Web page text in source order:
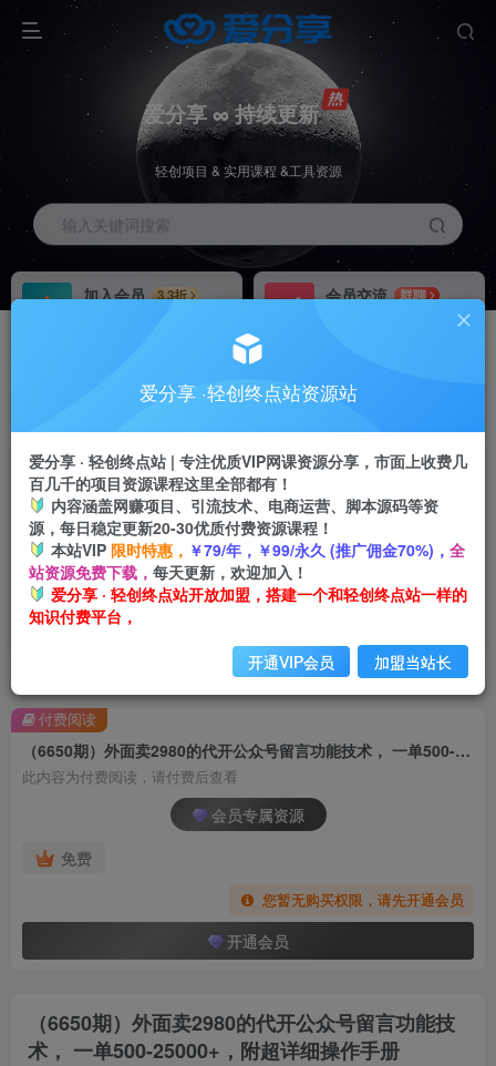
爱分享 ∞ 持续更新
轻创项目 & 实用课程 &工具资源
输入关键词搜索
加入会员
3.3折
会员交流
群聊
推广返佣高达70%
24小时自动赚钱
加入会员享受权益福利
（6650期）外面卖2980的代开公众号留言功能技术， 一单500-25000+，附超详细操作手册
此内容为付费阅读，请付费后查看
会员专属资源
免费
您暂无购买权限，请先开通会员
开通会员
付费阅读
（6650期）外面卖2980的代开公众号留言功能技
术， 一单500-25000+，附超详细操作手册
爱分享 ·轻创终点站资源站
爱分享 · 轻创终点站 | 专注优质VIP网课资源分享，市面上收费几
百几千的项目资源课程这里全部都有！
内容涵盖网赚项目、引流技术、电商运营、脚本源码等资
源，每日稳定更新20-30优质付费资源课程！
本站VIP 限时特惠， ￥79/年，￥99/永久 (推广佣金70%)， 全
站资源免费下载， 每天更新，欢迎加入！
爱分享 · 轻创终点站开放加盟，搭建一个和轻创终点站一样的
知识付费平台，
开通VIP会员 加盟当站长